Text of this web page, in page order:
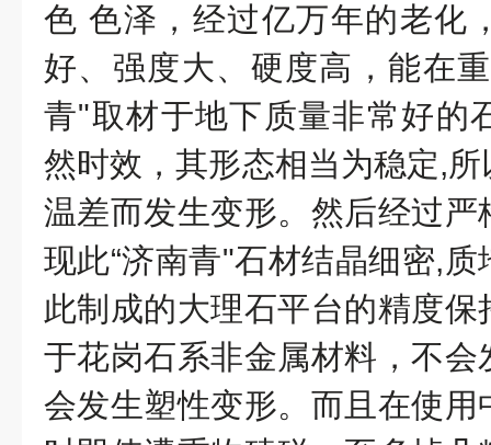
色 色泽，经过亿万年的老化
好、强度大、硬度高，能在
青"取材于地下质量非常好的
然时效，其形态相当为稳定,
温差而发生变形。然后经过
现此“济南青"石材结晶细密,
此制成的大理石平台的精度
于花岗石系非金属材料，不
会发生塑性变形。而且在使